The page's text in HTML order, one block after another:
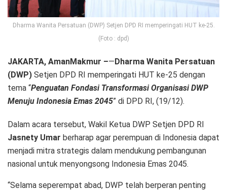
Dharma Wanita Persatuan (DWP) Setjen DPD RI memperingati HUT ke-25.
(Foto : dpd)
JAKARTA, AmanMakmur –— Dharma Wanita Persatuan
(DWP) Setjen DPD RI memperingati HUT ke-25 dengan
tema “Penguatan Fondasi Transformasi Organisasi DWP
Menuju Indonesia Emas 2045” di DPD RI, (19/12).
Dalam acara tersebut, Wakil Ketua DWP Setjen DPD RI
Jasnety Umar berharap agar perempuan di Indonesia dapat
menjadi mitra strategis dalam mendukung pembangunan
nasional untuk menyongsong Indonesia Emas 2045.
“Selama seperempat abad, DWP telah berperan penting